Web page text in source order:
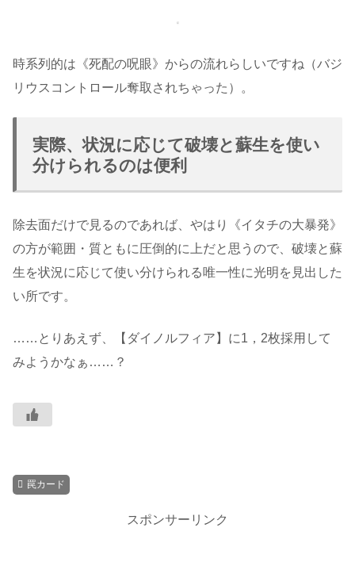
時系列的は《死配の呪眼》からの流れらしいですね（バジ
リウスコントロール奪取されちゃった）。
実際、状況に応じて破壊と蘇生を使い
分けられるのは便利
除去面だけで見るのであれば、やはり《イタチの大暴発》
の方が範囲・質ともに圧倒的に上だと思うので、破壊と蘇
生を状況に応じて使い分けられる唯一性に光明を見出した
い所です。
……とりあえず、【ダイノルフィア】に1，2枚採用して
みようかなぁ……？
罠カード
スポンサーリンク